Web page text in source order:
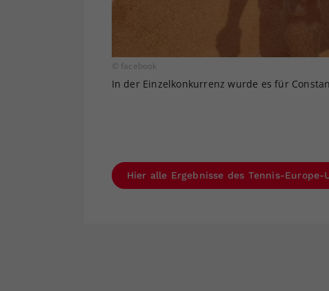
© facebook
In der Einzelkonkurrenz wurde es für
Hier alle Ergebnisse des Tennis-